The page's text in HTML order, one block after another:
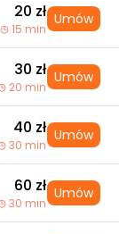
20 zł
15 min
Umów
30 zł
20 min
Umów
40 zł
30 min
Umów
60 zł
30 min
Umów